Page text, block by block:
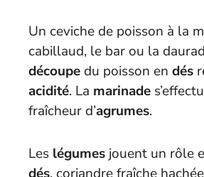
Un ceviche de poisson à la
cabillaud, le bar ou la
découpe du poisson en dés
acidité. La marinade
fraîcheur d’agrumes.
Les légumes jouent un rôle